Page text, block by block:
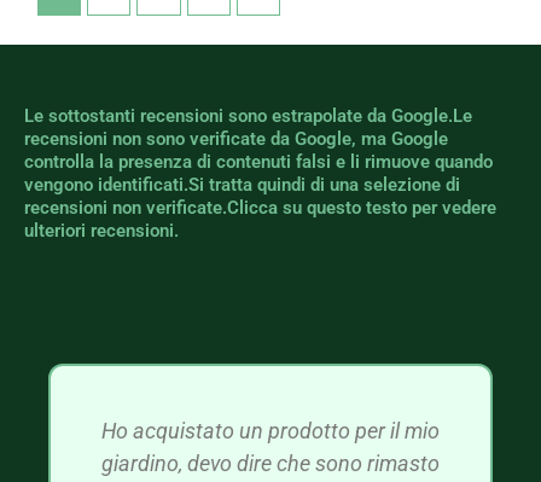
Le sottostanti recensioni sono estrapolate da Google.Le
recensioni non sono verificate da Google, ma Google
controlla la presenza di contenuti falsi e li rimuove quando
vengono identificati.Si tratta quindi di una selezione di
recensioni non verificate.Clicca su questo testo per vedere
ulteriori recensioni.
Ho acquistato un prodotto per il mio
giardino, devo dire che sono rimasto